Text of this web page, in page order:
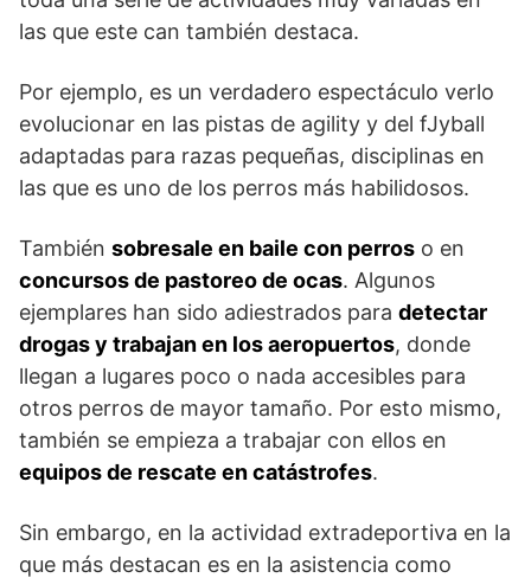
las que este can también destaca.
Por ejemplo, es un verdadero espectáculo verlo
evolucio­nar en las pistas de agility y del fJyball
adaptadas para razas pequeñas, disciplinas en
las que es uno de los perros más habilidosos.
También sobresale en baile con perros o en
concursos de pastoreo de ocas. Algunos
ejemplares han sido adiestrados para detectar
drogas y trabajan en los aeropuertos, donde
llegan a lugares poco o nada accesibles para
otros perros de mayor tamaño. Por esto mismo,
también se empieza a trabajar con ellos en
equipos de rescate en catástrofes.
Sin embargo, en la actividad ex­tradeportiva en la
que más destacan es en la asistencia como